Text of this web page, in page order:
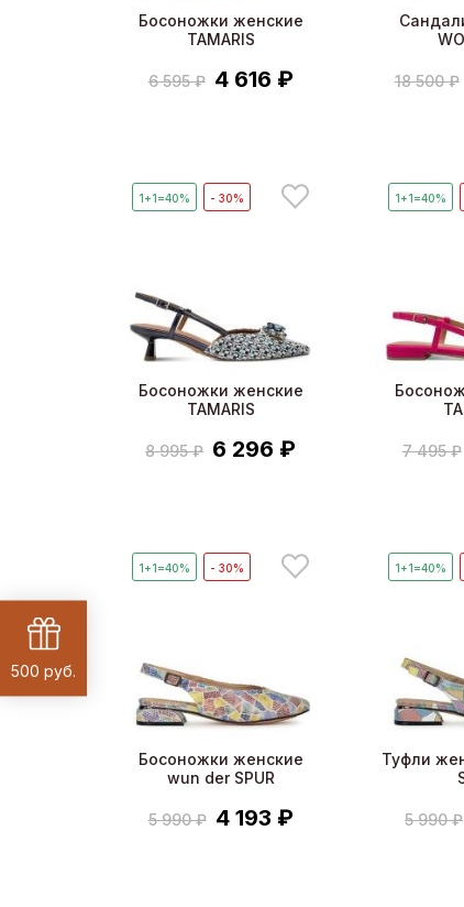
Босоножки женские
TAMARIS
6 595 ₽ 4 616 ₽ 18 500 ₽
1+1=40% - 30%
Босоножки женские
TAMARIS
8 995 ₽ 6 296 ₽
1+1=40%
7 495 ₽
1+1=40% - 30%
Босоножки женские
wun der SPUR
5 990 ₽ 4 193 ₽
1+1=40%
Туфли
5 990 ₽
500 руб.